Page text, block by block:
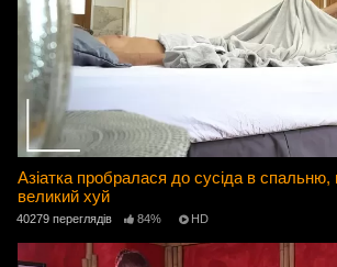
Азіатка пробралася до сусіда в
великий хуй
40279 переглядів 84% HD